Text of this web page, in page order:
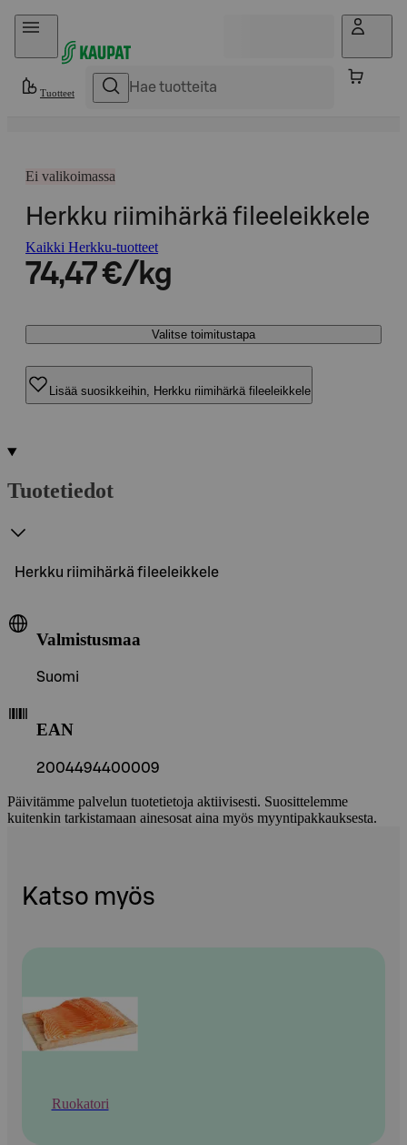
Hyppää sisältöön
Tuotteet
Ei valikoimassa
Herkku riimihärkä fileeleikkele
Kaikki Herkku-tuotteet
74,47 €/kg
Valitse toimitustapa
Lisää suosikkeihin, Herkku riimihärkä fileeleikkele
Tuotetiedot
Herkku riimihärkä fileeleikkele
Valmistusmaa
Suomi
EAN
2004494400009
Päivitämme palvelun tuotetietoja aktiivisesti. Suosittelemme
kuitenkin tarkistamaan ainesosat aina myös myyntipakkauksesta.
Katso myös
Ruokatori